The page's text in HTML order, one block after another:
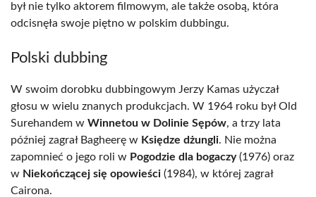
był nie tylko aktorem filmowym, ale także osobą, która
odcisnęła swoje piętno w polskim dubbingu.
Polski dubbing
W swoim dorobku dubbingowym Jerzy Kamas użyczał
głosu w wielu znanych produkcjach. W 1964 roku był Old
Surehandem w Winnetou w Dolinie Sępów, a trzy lata
później zagrał Bagheerę w Księdze dżungli. Nie można
zapomnieć o jego roli w Pogodzie dla bogaczy(1976) oraz
w Niekończącej się opowieści (1984), w której zagrał
Cairona.